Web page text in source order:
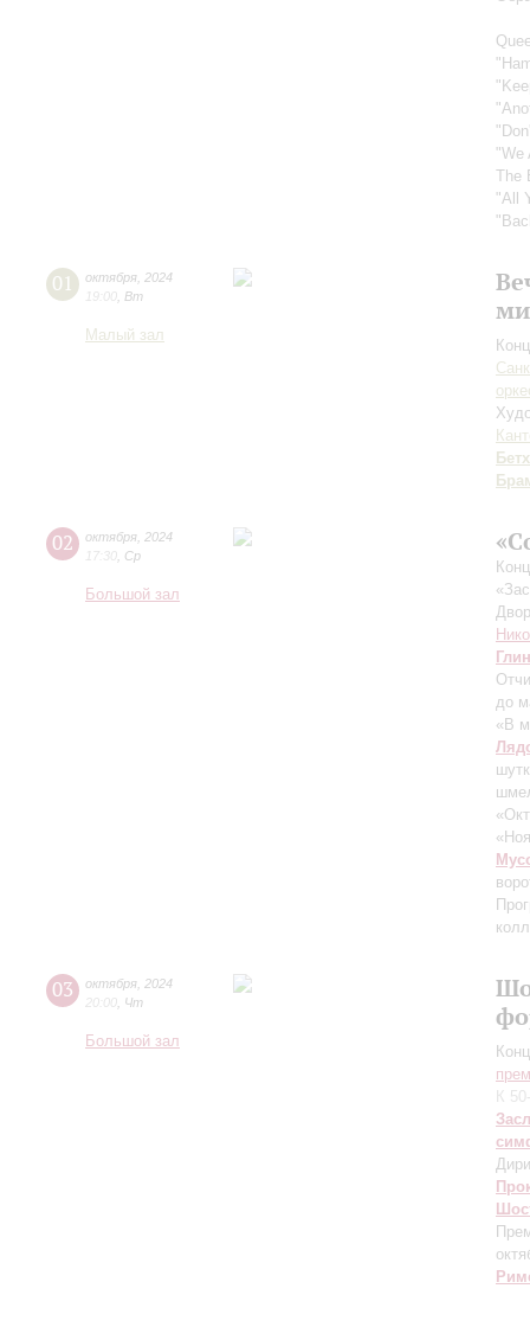
"We
The
"All
01 октября 2024
19:00 Вт
Малый зал
02 октября 2024
17:30 Ср
Большой зал
до
«В
03 октября 2024
20:00 Чт
Большой зал
К